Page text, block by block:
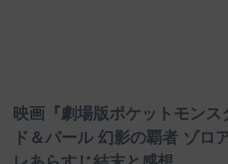
映画『劇場版ポケットモンス
ド＆パール 幻影の覇者 ゾロ